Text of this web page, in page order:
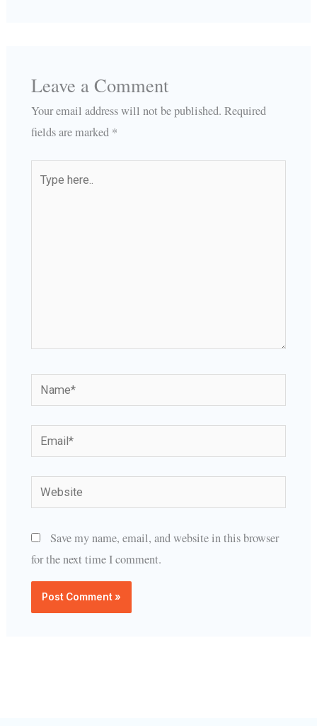
Leave a Comment
Your email address will not be published. Required
fields are marked *
here..
Name*
Email*
Website
Save my name, email, and website in this browser
for the next time I comment.